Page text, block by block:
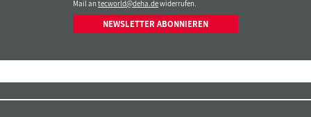
Mail antecworld@deha.dewiderrufen.
NEWSLETTER ABONNIEREN